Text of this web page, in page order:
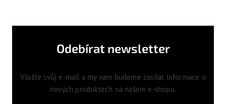
Odebírat newsletter
Vložte svůj e-mail a my vám budeme zasílat informace o
nových produktech na našem e-shopu.